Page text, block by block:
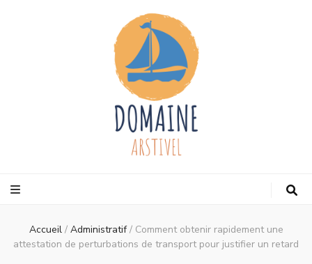
arstivel
Accueil / Administratif/ Comment obtenir rapidement une
attestation de perturbations de transport pour justifier un retard